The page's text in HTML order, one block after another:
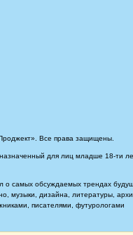
Все права защищены.
для лиц младше 18-ти
самых обсуждаемых трендах
музыки, дизайна, литературы,
писателями, футурологами